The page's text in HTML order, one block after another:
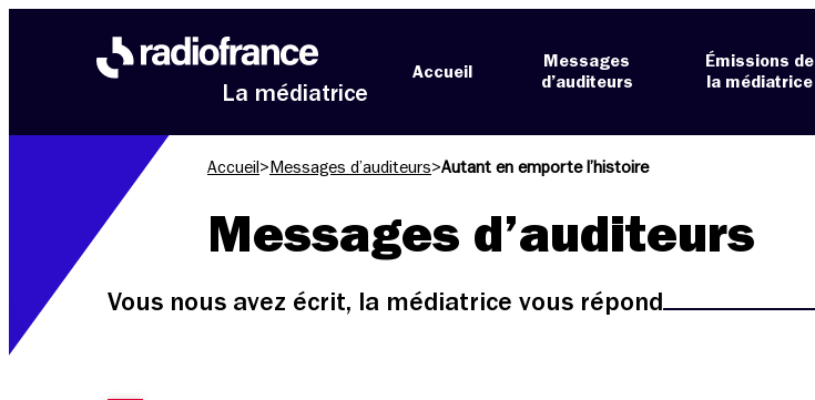
La médiatrice
Accueil
Messages
d’auditeurs
Émissions de
la médiatrice
Accueil > Messages d’auditeurs>Autant en emporte l’histoire
Messages d’auditeurs
Vous nous avez écrit, la médiatrice vous répond